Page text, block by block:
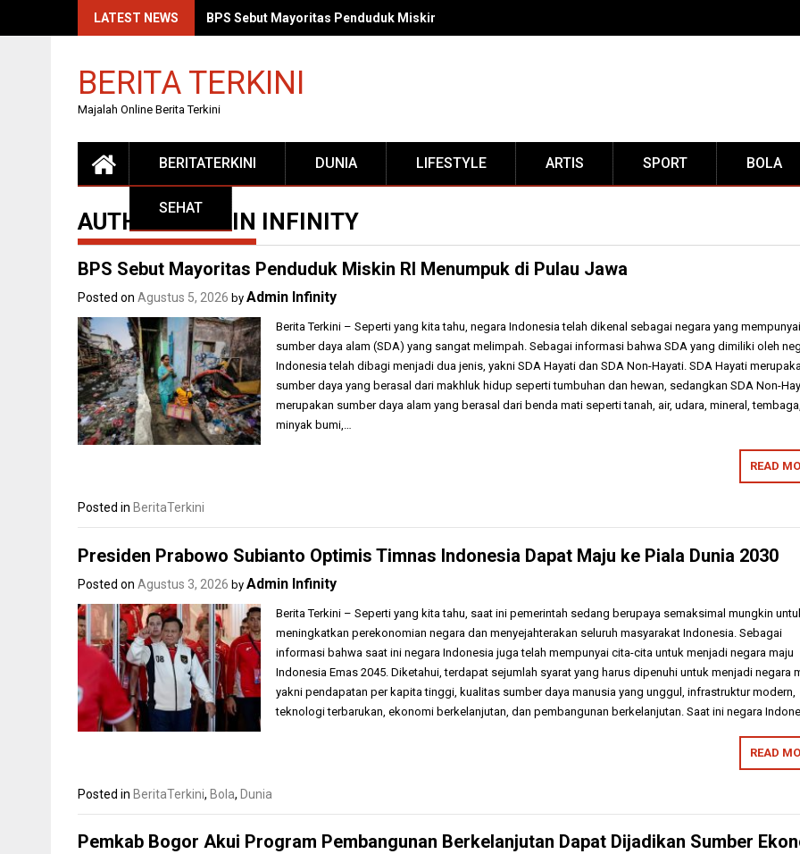
LATEST NEWS BPS Sebut Mayoritas Penduduk Miskin RI Menumpuk di Pulau Jawa
BERITA TERKINI
Majalah Online Berita Terkini
BERITATERKINI DUNIA LIFESTYLE ARTIS SPORT BOLA
SEHAT
AUTHOR:ADMIN INFINITY
BPS Sebut Mayoritas Penduduk Miskin RI Menumpuk di Pulau Jawa
Posted on Agustus 5, 2026 by Admin Infinity
Berita Terkini – Seperti yang kita tahu, negara Indonesia telah dikenal sebagai negara yang mempunyai
sumber daya alam (SDA) yang sangat melimpah. Sebagai informasi bahwa SDA yang dimiliki oleh
Indonesia telah dibagi menjadi dua jenis, yakni SDA Hayati dan SDA Non-Hayati. SDA Hayati
sumber daya yang berasal dari makhluk hidup seperti tumbuhan dan hewan, sedangkan SDA Non-
merupakan sumber daya alam yang berasal dari benda mati seperti tanah, air, udara, mineral, tembaga,
minyak bumi,…
READ
Posted in BeritaTerkini
Presiden Prabowo Subianto Optimis Timnas Indonesia Dapat Maju ke Piala Dunia 2030
Posted on Agustus 3, 2026 by Admin Infinity
Berita Terkini – Seperti yang kita tahu, saat ini pemerintah sedang berupaya semaksimal mungkin
meningkatkan perekonomian negara dan menyejahterakan seluruh masyarakat Indonesia. Sebagai
informasi bahwa saat ini negara Indonesia juga telah mempunyai cita-cita untuk menjadi negara maju
Indonesia Emas 2045. Diketahui, terdapat sejumlah syarat yang harus dipenuhi untuk menjadi negara
yakni pendapatan per kapita tinggi, kualitas sumber daya manusia yang unggul, infrastruktur modern,
teknologi terbarukan, ekonomi berkelanjutan, dan pembangunan berkelanjutan. Saat ini negara
READ
Posted in BeritaTerkini, Bola, Dunia
Pemkab Bogor Akui Program Pembangunan Berkelanjutan Dapat Dijadikan Sumber